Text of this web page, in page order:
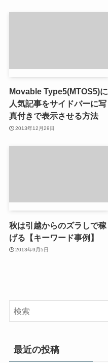
Movable Type5(MTOS5)に
人気記事をサイドバーに写
真付きで表示させる方法
2013年12月29日
秋は引越からのズラしで稼
げる【キーワード事例】
2013年9月5日
最近の投稿